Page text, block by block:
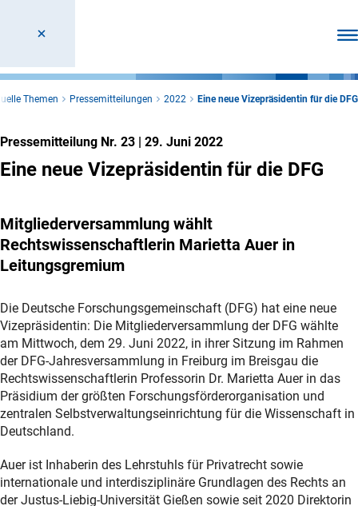
Themen Pressemitteilungen 2022 Eine neue Vizepräsidentin für die DFG
Pressemitteilung Nr. 23 | 29. Juni 2022
Eine neue Vizepräsidentin für die DFG
Mitgliederversammlung wählt
Rechtswissenschaftlerin Marietta Auer in
Leitungsgremium
Die Deutsche Forschungsgemeinschaft (DFG) hat eine neue
Vizepräsidentin: Die Mitgliederversammlung der DFG wählte
am Mittwoch, dem 29. Juni 2022, in ihrer Sitzung im Rahmen
der DFG-Jahresversammlung in Freiburg im Breisgau die
Rechtswissenschaftlerin Professorin Dr. Marietta Auer in das
Präsidium der größten Forschungsförderorganisation und
zentralen Selbstverwaltungseinrichtung für die Wissenschaft in
Deutschland.
Auer ist Inhaberin des Lehrstuhls für Privatrecht sowie
internationale und interdisziplinäre Grundlagen des Rechts an
der Justus-Liebig-Universität Gießen sowie seit 2020 Direktorin